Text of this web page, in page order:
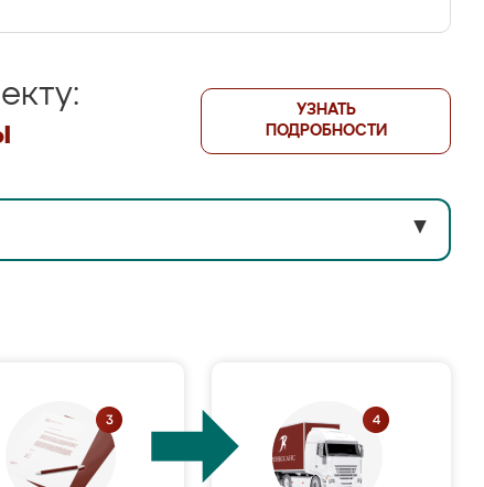
УЗНАТЬ
ПОДРОБНОСТИ
▼